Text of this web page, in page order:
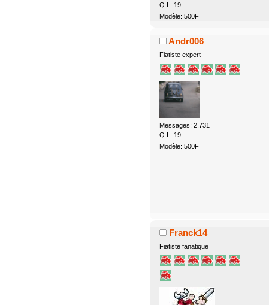
Q.I.: 19
Modèle: 500F
Andr006
Fiatiste expert
Messages: 2.731
Q.I.: 19
Modèle: 500F
Franck14
Fiatiste fanatique